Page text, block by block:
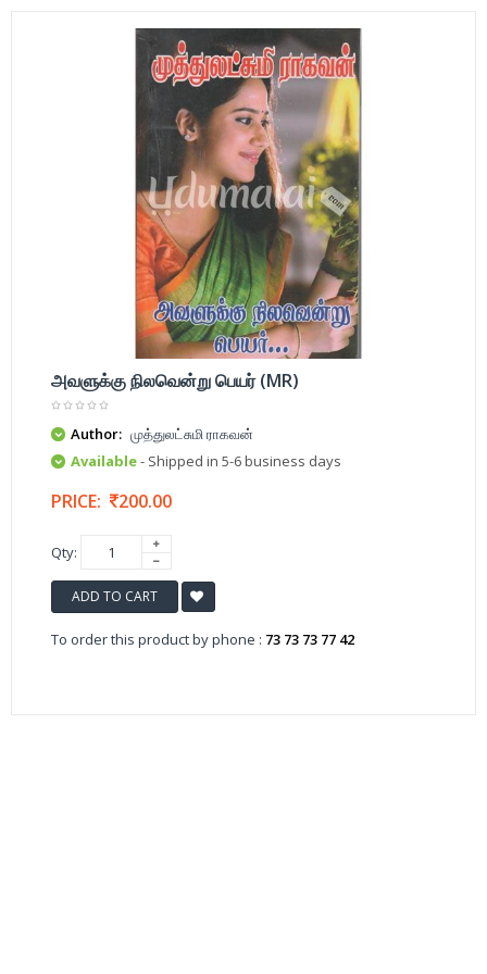
அவளுக்கு நிலவென்று பெயர் (MR)
Author: முத்துலட்சுமி ராகவன்
Available- Shipped in 5-6 business days
PRICE: 200.00
Qty:
ADD TO CART
To order this product by phone : 73 73 73 77 42